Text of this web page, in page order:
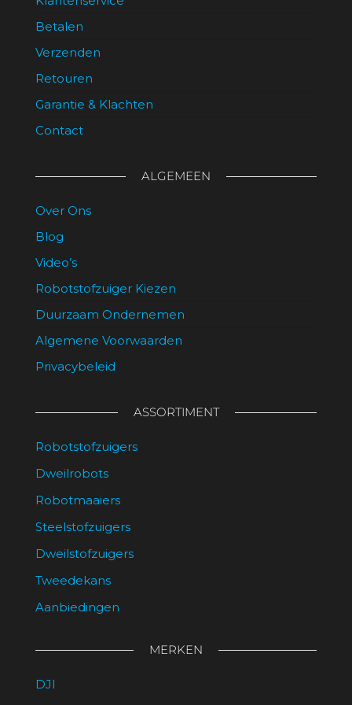
Betalen
Verzenden
Retouren
Garantie & Klachten
Contact
ALGEMEEN
Over Ons
Blog
Video’s
Robotstofzuiger Kiezen
Duurzaam Ondernemen
Algemene Voorwaarden
Privacybeleid
ASSORTIMENT
Robotstofzuigers
Dweilrobots
Robotmaaiers
Steelstofzuigers
Dweilstofzuigers
Tweedekans
Aanbiedingen
MERKEN
DJI